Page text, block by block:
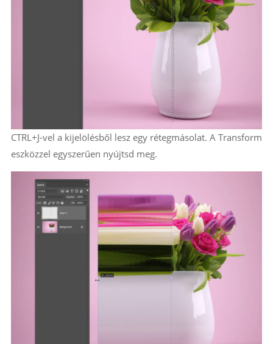
CTRL+J-vel a kijelölésből lesz egy rétegmásolat. A Transform
eszközzel egyszerűen nyújtsd meg.